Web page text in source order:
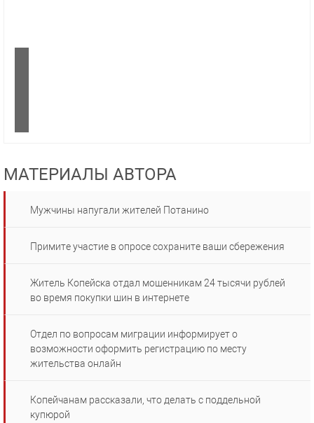
МАТЕРИАЛЫ АВТОРА
Мужчины напугали жителей Потанино
Примите участие в опросе сохраните ваши сбережения
Житель Копейска отдал мошенникам 24 тысячи рублей
во время покупки шин в интернете
Отдел по вопросам миграции информирует о
возможности оформить регистрацию по месту
жительства онлайн
Копейчанам рассказали, что делать с поддельной
купюрой